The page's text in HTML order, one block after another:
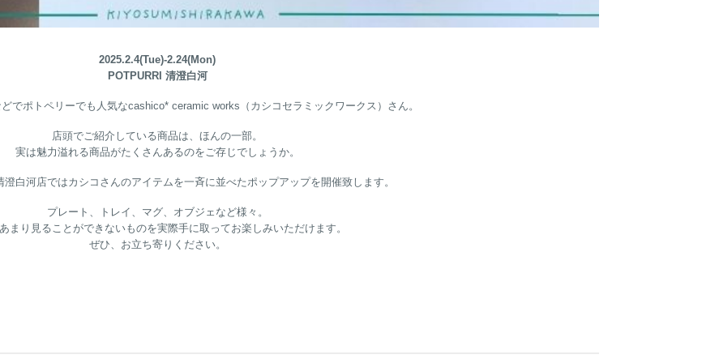
2025.2.4(Tue)-2.24(Mon)
POTPURRI 清澄白河
でポトペリーでも人気なcashico* ceramic works（カシコセラミックワークス）さん。
店頭でご紹介している商品は、ほんの一部。
実は魅力溢れる商品がたくさんあるのをご存じでしょうか。
澄白河店ではカシコさんのアイテムを一斉に並べたポップアップを開催致します。
プレート、トレイ、マグ、オブジェなど様々。
まり見ることができないものを実際手に取ってお楽しみいただけます。
ぜひ、お立ち寄りください。